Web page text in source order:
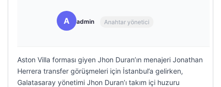
A admin Anahtar yönetici
Aston Villa forması giyen Jhon Duran’ın menajeri Jonathan
Herrera transfer görüşmeleri için İstanbul’a gelirken,
Galatasaray yönetimi Jhon Duran’ı takım içi huzuru